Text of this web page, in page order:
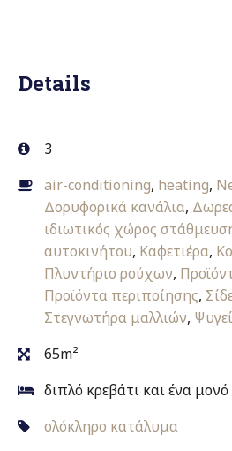
Details
3
air-conditioning, heating,
Δορυφορικά κανάλια,
ιδιωτικός χώρος
αυτοκινήτου, Καφετιέρα,
Πλυντήριο ρούχων,
Προϊόντα περιποίησης,
Στεγνωτήρα μαλλιών,
65m²
διπλό κρεβάτι και ένα
ολόκληρο κατάλυμα